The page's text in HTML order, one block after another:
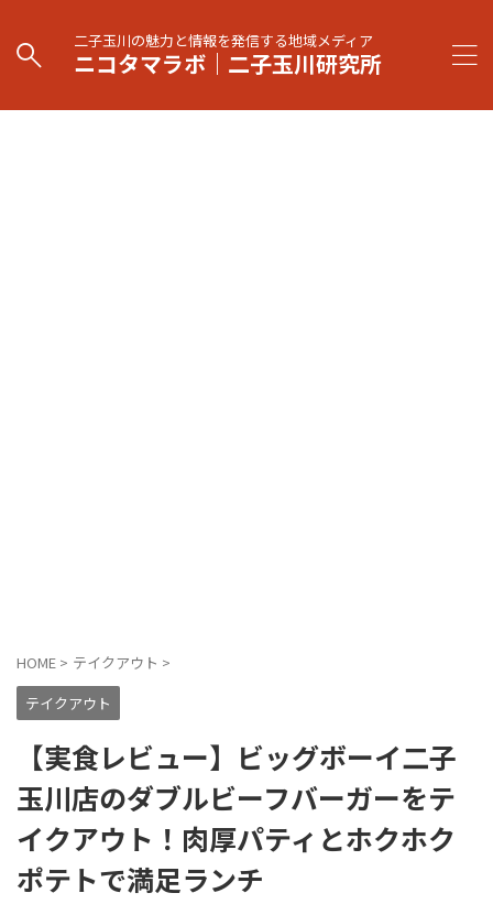
二子玉川の魅力と情報を発信する地域メディア
ニコタマラボ｜二子玉川研究所
HOME > テイクアウト >
テイクアウト
【実食レビュー】ビッグボーイ二子
玉川店のダブルビーフバーガーをテ
イクアウト！肉厚パティとホクホク
ポテトで満足ランチ